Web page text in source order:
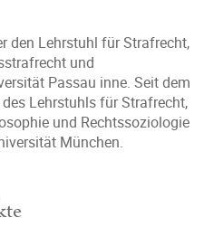
den Lehrstuhl für Strafrecht,
und
Passau inne. Seit dem
Lehrstuhls für Strafrecht,
und Rechtssoziologie
München.